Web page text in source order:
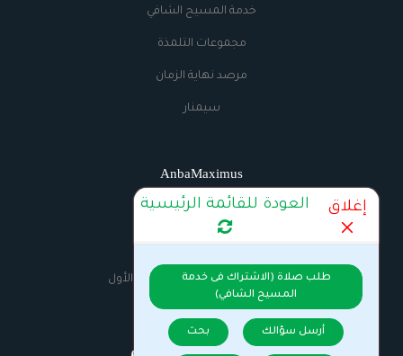
خدمة المسيح الشافي
مجموعات التلمذة
مرصد نهاية الزمان
سيمنار
AnbaMaximus
اتصل بنا
الراديو
السيرة الذاتية للانبا مكسيموس الأول
إغلاق العودة للقائمة الرئيسية
طلب صلاة (الاشتراك فى خدمة
المسيح الشافي)
أرسل سؤالك بحث